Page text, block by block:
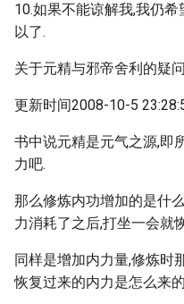
10.如果不能谅解我,我仍
以了.
关于元精与邪帝舍利的疑问
更新时间2008-10-5
书中说元精是元气之源,即
力吧.
那么修炼内功增加的是什
力消耗了之后,打坐一会就
同样是增加内力量,修炼时
恢复过来的内力是怎么来